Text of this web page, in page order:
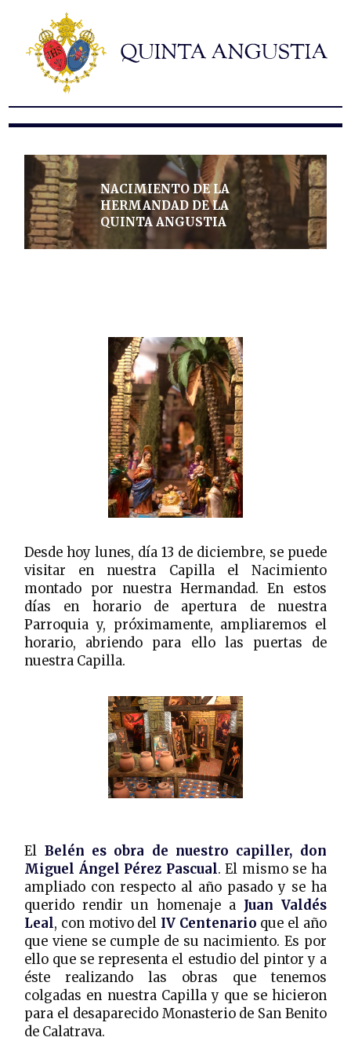
Hermandad
Titulares
Historia y patrimonio
Noticias
Formularios
NACIMIENTO DE LA
HERMANDAD DE LA
QUINTA ANGUSTIA
Desde hoy lunes, día 13 de diciembre, se puede
visitar en nuestra Capilla el Nacimiento
montado por nuestra Hermandad. En estos
días en horario de apertura de nuestra
Parroquia y, próximamente, ampliaremos el
horario, abriendo para ello las puertas de
nuestra Capilla.
El Belén es obra de nuestro capiller, don
Miguel Ángel Pérez Pascual. El mismo se ha
ampliado con respecto al año pasado y se ha
querido rendir un homenaje a Juan Valdés
Leal, con motivo del IV Centenario que el año
que viene se cumple de su nacimiento. Es por
ello que se representa el estudio del pintor y a
éste realizando las obras que tenemos
colgadas en nuestra Capilla y que se hicieron
para el desaparecido Monasterio de San Benito
de Calatrava.